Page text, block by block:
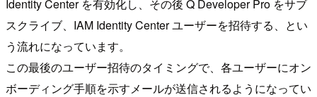
Identity Center を有効化し、その後 Q Developer Pro をサブ
スクライブ、IAM Identity Center ユーザーを招待する、とい
う流れになっています。
この最後のユーザー招待のタイミングで、各ユーザーにオン
ボーディング手順を示すメールが送信されるようになってい